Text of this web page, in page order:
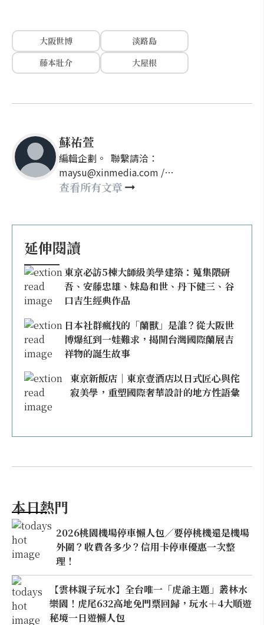
大阪世博
淡路島
藤本壯介
大屋根
蘇祐萱
編輯企劃。 聯繫請洽：
maysu@xinmedia.com /
may860527@gmail.com
查看所有文章
延伸閱讀
東京必訪5棟大師級美學建築：蒐集隈研
吾、安藤忠雄、妹島和世、丹下健三、谷
口吉生經典作品
日本社群瘋找的「蘭獸」是誰？從大阪世
博爆紅到一娃難求，揭開台灣國際蘭展吉
祥物的誕生故事
東京新飯店｜東京壹酒店以日式匠心與侘
寂美學，重塑國際奢華設計的地方性語彙
本日熱門
2026桃園機場停車懶人包／要停桃機還是機場
外圍？收費各多少？信用卡停車優惠一次整
理！
【雲林親子玩水】全台唯一「虎爺主題」叢林水
樂園！虎尾632高地免門票回歸，玩水＋4大順遊
秘境一日遊懶人包